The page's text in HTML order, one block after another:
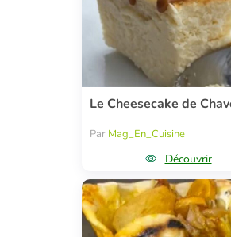
Le Cheesecake de
Par Mag_En_Cuisine
Découvrir